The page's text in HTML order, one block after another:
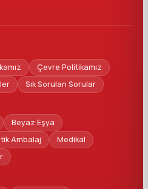
Çevre Politikamız
Sık Sorulan Sorular
Beyaz Eşya
Ambalaj
Medikal